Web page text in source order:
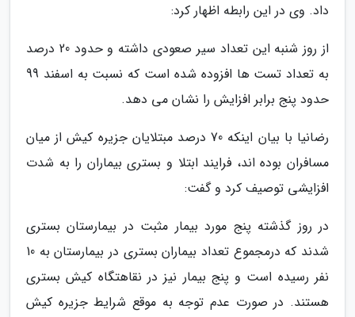
داد. وی در این رابطه اظهار کرد:
از روز شنبه این تعداد سیر صعودی داشته و حدود 20 درصد
به تعداد تست ها افزوده شده است که نسبت به اسفند 99
حدود پنج برابر افزایش را نشان می دهد.
رضانیا با بیان اینکه 70 درصد مبتلایان جزیره کیش از میان
مسافران بوده اند، فرایند ابتلا و بستری بیماران را به شدت
افزایشی توصیف کرد و گفت:
در روز گذشته پنج مورد بیمار مثبت در بیمارستان بستری
شدند که درمجموع تعداد بیماران بستری در بیمارستان به 10
نفر رسیده است و پنج بیمار نیز در نقاهتگاه کیش بستری
هستند. در صورت عدم توجه به موقع شرایط جزیره کیش